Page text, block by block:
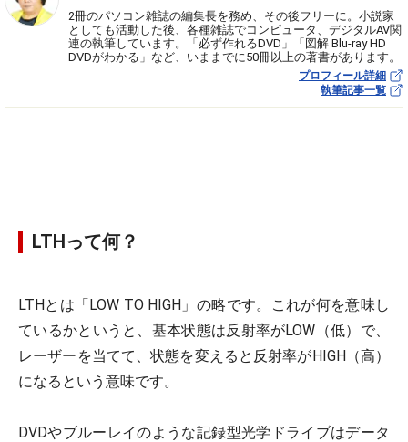
2冊のパソコン雑誌の編集長を務め、その後フリーに。小説家
としても活動した後、各種雑誌でコンピュータ、デジタルAV関
連の執筆しています。「必ず作れるDVD」「図解 Blu-ray HD
DVDがわかる」など、いままでに50冊以上の著書があります。
プロフィール詳細
執筆記事一覧
LTHって何？
LTHとは「LOW TO HIGH」の略です。これが何を意味し
ているかというと、基本状態は反射率がLOW（低）で、
レーザーを当てて、状態を変えると反射率がHIGH（高）
になるという意味です。
DVDやブルーレイのような記録型光学ドライブはデータ